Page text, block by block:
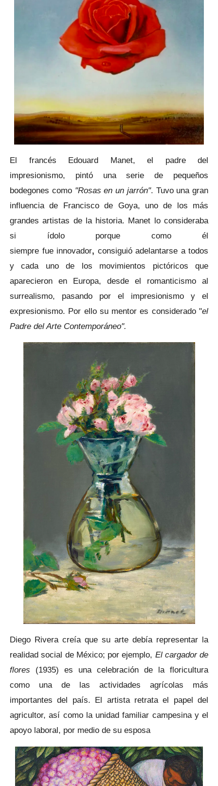
El francés Edouard Manet, el padre del
impresionismo, pintó una serie de pequeños
bodegones como "Rosas en un jarrón". Tuvo una gran
influencia de Francisco de Goya, uno de los más
grandes artistas de la historia. Manet lo consideraba
si ídolo porque como él
siempre fue innovador, consiguió adelantarse a todos
y cada uno de los movimientos pictóricos que
aparecieron en Europa, desde el romanticismo al
surrealismo, pasando por el impresionismo y el
expresionismo. Por ello su mentor es considerado "el
Padre del Arte Contemporáneo".
Diego Rivera creía que su arte debía representar la
realidad social de México; por ejemplo, El cargador de
flores (1935) es una celebración de la floricultura
como una de las actividades agrícolas más
importantes del país. El artista retrata el papel del
agricultor, así como la unidad familiar campesina y el
apoyo laboral, por medio de su esposa